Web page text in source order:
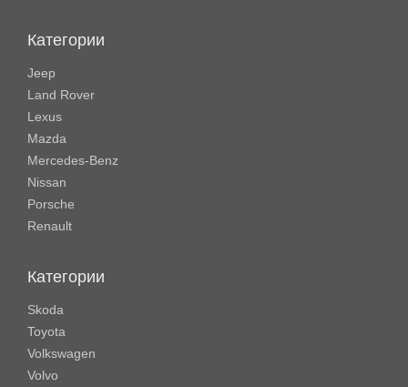
Категории
Jeep
Land Rover
Lexus
Mazda
Mercedes-Benz
Nissan
Porsche
Renault
Категории
Skoda
Toyota
Volkswagen
Volvo